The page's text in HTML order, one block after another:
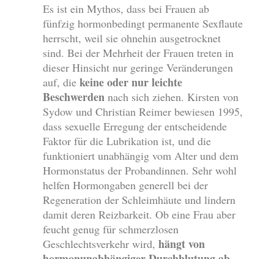
Es ist ein Mythos, dass bei Frauen ab
fünfzig hormonbedingt permanente Sexflaute
herrscht, weil sie ohnehin ausgetrocknet
sind. Bei der Mehrheit der Frauen treten in
dieser Hinsicht nur geringe Veränderungen
auf, die keine oder nur leichte
Beschwerden nach sich ziehen. Kirsten von
Sydow und Christian Reimer bewiesen 1995,
dass sexuelle Erregung der entscheidende
Faktor für die Lubrikation ist, und die
funktioniert unabhängig vom Alter und dem
Hormonstatus der Probandinnen. Sehr wohl
helfen Hormongaben generell bei der
Regeneration der Schleimhäute und lindern
damit deren Reizbarkeit. Ob eine Frau aber
feucht genug für schmerzlosen
Geschlechtsverkehr wird, hängt von